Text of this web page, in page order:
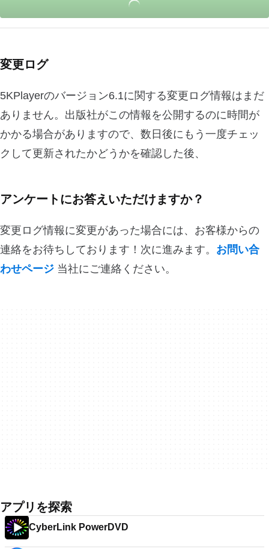
変更ログ
5KPlayerのバージョン6.1に関する変更ログ情報はまだ
ありません。出版社がこの情報を公開するのに時間が
かかる場合がありますので、数日後にもう一度チェッ
クして更新されたかどうかを確認した後、
アンケートにお答えいただけますか？
変更ログ情報に変更があった場合には、お客様からの
連絡をお待ちしております！次に進みます。 お問い合
わせページ 当社にご連絡ください。
アプリを探索
CyberLink PowerDVD